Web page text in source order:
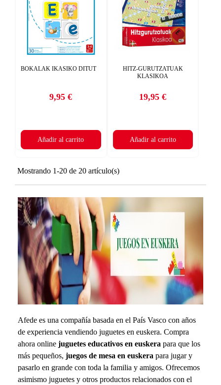
BOKALAK IKASIKO DITUT
Precio
9,95 €
Añadir al carrito
HITZ-GURUTZATUAK
KLASIKOA
Precio
19,95 €
Añadir al carrito
Mostrando 1-20 de 20 artículo(s)
Afede es una compañía basada en el País Vasco con años
de experiencia vendiendo juguetes en euskera. Compra
ahora online juguetes educativos en euskera para que los
más pequeños, juegos de mesa en euskera para jugar y
pasarlo en grande con toda la familia y amigos. Ofrecemos
asimismo juguetes y otros productos relacionados con el
AÑADIR A LA LISTA DE DESEOS
add_circle_outline
Crear nueva lista
CREAR LISTA DE DESEOS
Nombre de la lista de deseos
CANCELAR
CREAR LISTA DE DESEOS
((TITLE))
((placeholder))
INICIAR SESIÓN
Debe iniciar sesión para guardar productos en su lista de deseos.